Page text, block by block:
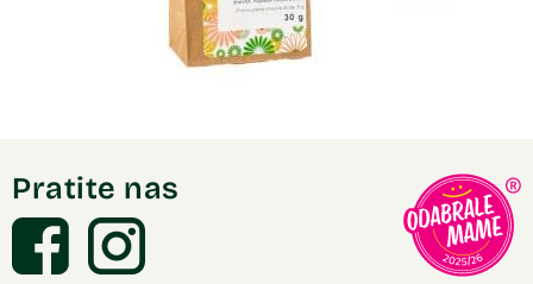
Pratite nas